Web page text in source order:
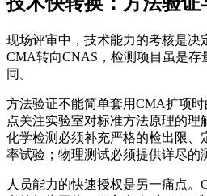
现场评审中，技术能力的考核是决
CMA转向CNAS，检测项目虽是存
同。
方法验证不能简单套用CMA扩项
点关注实验室对标准方法原理的理
化学检测必须补充严格的检出限、
率试验；物理测试必须提供详尽的
人员能力的快速授权是另一痛点。